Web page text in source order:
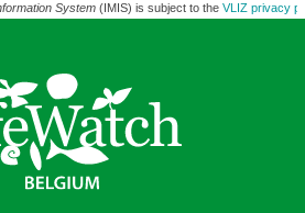
System(IMIS) is subject to the VLIZ privacy